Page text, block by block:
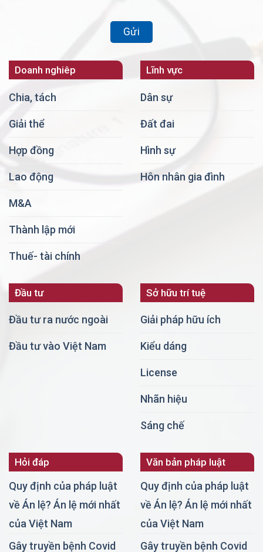
Doanh nghiêp
Chia, tách
Giải thể
Hợp đồng
Lao động
M&A
Thành lập mới
Thuế- tài chính
Lĩnh vực
Dân sự
Đất đai
Hình sự
Hôn nhân gia đình
Đầu tư
Đầu tư ra nước ngoài
Đầu tư vào Việt Nam
Sở hữu trí tuệ
Giải pháp hữu ích
Kiểu dáng
License
Nhãn hiệu
Sáng chế
Hỏi đáp
Quy định của pháp luật
về Án lệ? Án lệ mới nhất
của Việt Nam
Gây truyền bệnh Covid
Văn bản pháp luật
Quy định của pháp luật
về Án lệ? Án lệ mới nhất
của Việt Nam
Gây truyền bệnh Covid